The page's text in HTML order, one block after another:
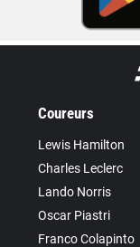
Coureurs
Lewis Hamilton
Charles Leclerc
Lando Norris
Oscar Piastri
Franco Colapinto